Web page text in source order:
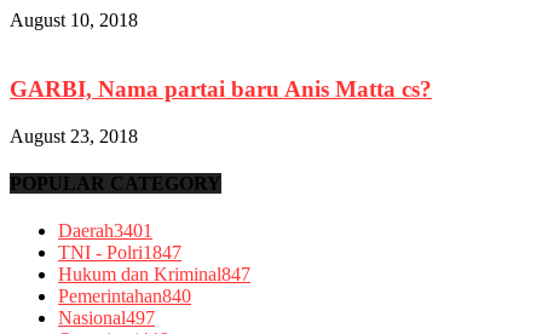
August 10, 2018
GARBI, Nama partai baru Anis Matta cs?
August 23, 2018
POPULAR CATEGORY
Daerah3401
TNI - Polri1847
Hukum dan Kriminal847
Pemerintahan840
Nasional497